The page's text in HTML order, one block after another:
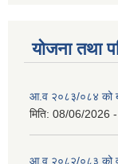
योजना तथा
आ.व २०८३/०८४ को
मिति: 08/06/2026
आ.व २०८२/०८३ को